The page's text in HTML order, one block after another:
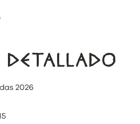
DETALLADO
2026